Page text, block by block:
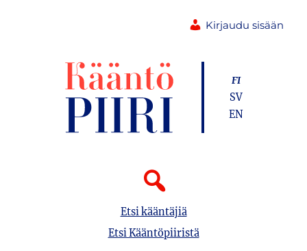
Kirjaudu sisään
Etsi kääntäjiä
Etsi Kääntöpiiristä
FI
SV
EN